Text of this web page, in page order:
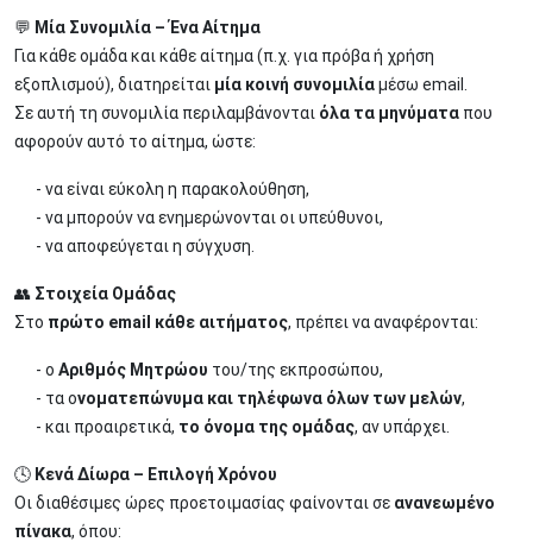
💬 Μία Συνομιλία – Ένα Αίτημα
Για κάθε ομάδα και κάθε αίτημα (π.χ. για πρόβα ή χρήση
εξοπλισμού), διατηρείται μία κοινή συνομιλίαμέσω email.
Σε αυτή τη συνομιλία περιλαμβάνονται όλα τα μηνύματα που
αφορούν αυτό το αίτημα, ώστε:
- να είναι εύκολη η παρακολούθηση,
- να μπορούν να ενημερώνονται οι υπεύθυνοι,
- να αποφεύγεται η σύγχυση.
👥 Στοιχεία Ομάδας
Στο πρώτο email κάθε αιτήματος, πρέπει να αναφέρονται:
- ο Αριθμός Μητρώου του/της εκπροσώπου,
- τα ονοματεπώνυμα και τηλέφωνα όλων των μελών,
- και προαιρετικά, το όνομα της ομάδας, αν υπάρχει.
🕓 Κενά Δίωρα – Επιλογή Χρόνου
Οι διαθέσιμες ώρες προετοιμασίας φαίνονται σε ανανεωμένο
πίνακα, όπου: